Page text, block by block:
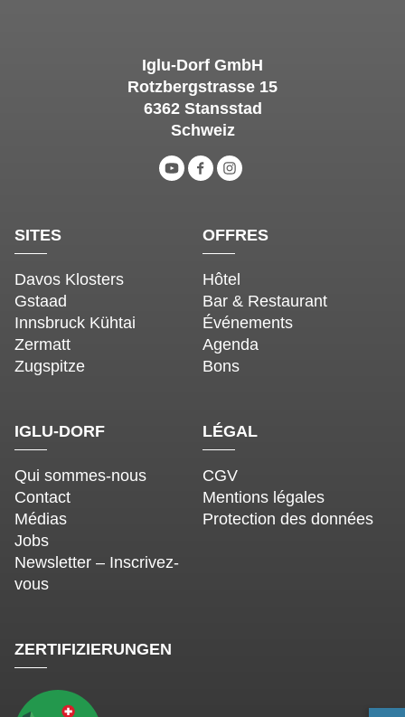
Iglu-Dorf GmbH
Rotzbergstrasse 15
6362 Stansstad
Schweiz
SITES
Davos Klosters
Gstaad
Innsbruck Kühtai
Zermatt
Zugspitze
OFFRES
Hôtel
Bar & Restaurant
Événements
Agenda
Bons
IGLU-DORF
Qui sommes-nous
Contact
Médias
Jobs
Newsletter – Inscrivez-
vous
LÉGAL
CGV
Mentions légales
Protection des données
ZERTIFIZIERUNGEN